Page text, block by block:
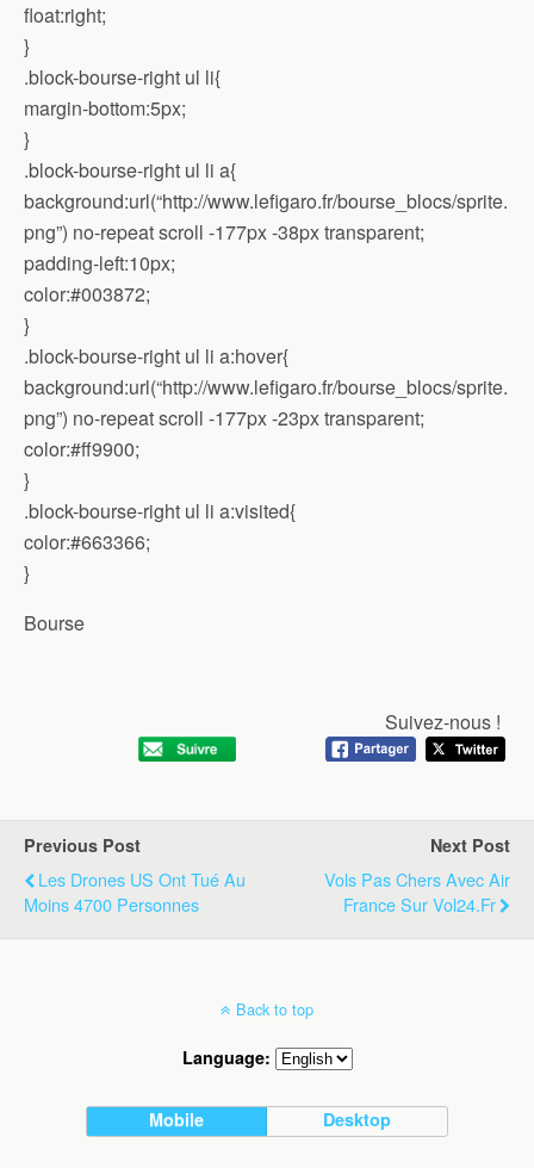
float:right;
}
.block-bourse-right ul li{
margin-bottom:5px;
}
.block-bourse-right ul li a{
background:url(“http://www.lefigaro.fr/bourse_blocs/sprite.
png”) no-repeat scroll -177px -38px transparent;
padding-left:10px;
color:#003872;
}
.block-bourse-right ul li a:hover{
background:url(“http://www.lefigaro.fr/bourse_blocs/sprite.
png”) no-repeat scroll -177px -23px transparent;
color:#ff9900;
}
.block-bourse-right ul li a:visited{
color:#663366;
}
Bourse
Suivez-nous !
Previous Post
Les Drones US Ont Tué Au
Moins 4700 Personnes
Next Post
Vols Pas Chers Avec Air
France Sur Vol24.fr
Back to top
Language:
Mobile Desktop